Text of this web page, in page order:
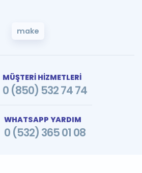
make
MÜŞTERİ HİZMETLERİ
0 (850) 532 74 74
WHATSAPP YARDIM
0 (532) 365 01 08